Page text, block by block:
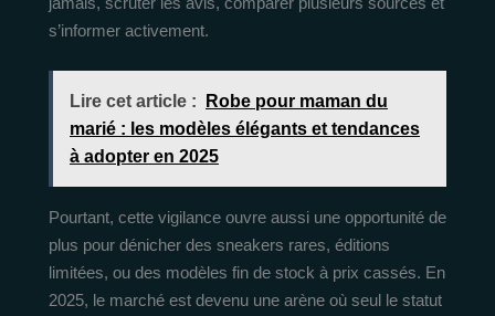
s’informer activement.
Lire cet article :
Robe pour maman du
marié : les modèles élégants et tendances
à adopter en 2025
Pourtant, cette vigilance ouvre aussi une opportunité de
plus pour dénicher des sneakers rares, éditions
limitées, ou des modèles fin de stock à prix cassés. En
2025, le marché est devenu une arène où seul le statut